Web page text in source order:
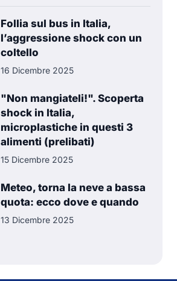
Follia sul bus in Italia,
l’aggressione shock con un
coltello
16 Dicembre 2025
"Non mangiateli!". Scoperta
shock in Italia,
microplastiche in questi 3
alimenti (prelibati)
15 Dicembre 2025
Meteo, torna la neve a bassa
quota: ecco dove e quando
13 Dicembre 2025